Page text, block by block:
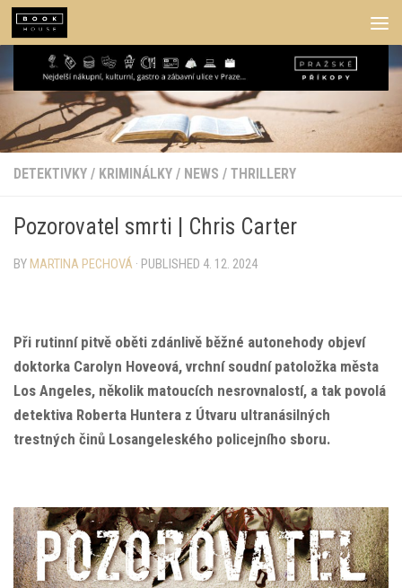
Skip to content
DETEKTIVKY / KRIMINÁLKY / NEWS / THRILLERY
Pozorovatel smrti | Chris Carter
BY MARTINA PECHOVÁ · PUBLISHED 4. 12. 2024
Při rutinní pitvě oběti zdánlivě běžné autonehody objeví
doktorka Carolyn Hoveová, vrchní soudní patoložka města
Los Angeles, několik matoucích nesrovnalostí, a tak povolá
detektiva Roberta Huntera z Útvaru ultranásilných
trestných činů Losangeleského policejního sboru.